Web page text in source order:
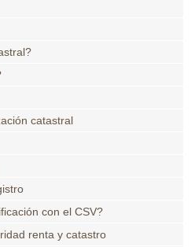
catastral
con el CSV?
renta y catastro